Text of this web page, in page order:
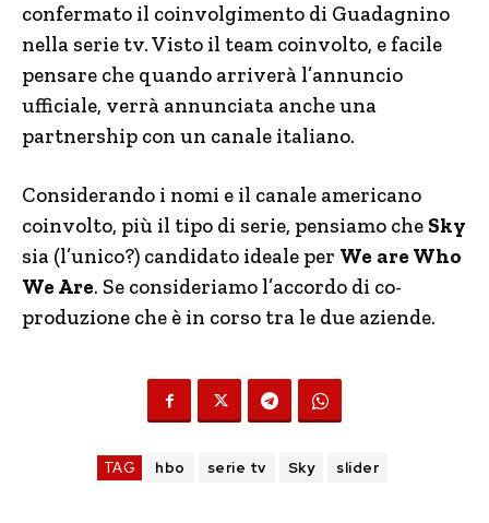
confermato il coinvolgimento di Guadagnino
nella serie tv. Visto il team coinvolto, e facile
pensare che quando arriverà l’annuncio
ufficiale, verrà annunciata anche una
partnership con un canale italiano.
Considerando i nomi e il canale americano
coinvolto, più il tipo di serie, pensiamo che Sky
sia (l’unico?) candidato ideale per We are Who
We Are. Se consideriamo l’accordo di co-
produzione che è in corso tra le due aziende.
TAG hbo serie tv Sky slider